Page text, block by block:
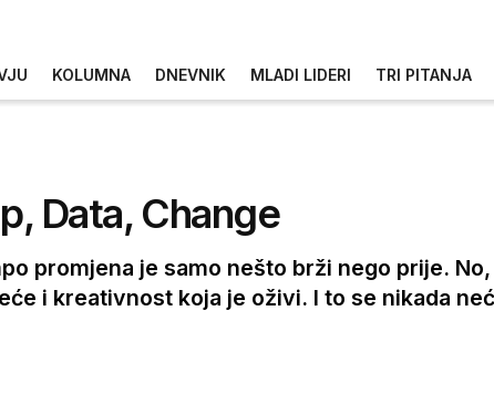
KOLUMNA DNEVNIK MLADI LIDERI TRI PITANJA
Data, Change
promjena je samo nešto brži nego prije.
i kreativnost koja je oživi. I to se nikada